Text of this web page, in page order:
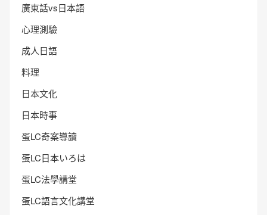
廣東話vs日本語
心理測驗
成人日語
料理
日本文化
日本時事
蛋LC奇案導讀
蛋LC日本いろは
蛋LC法學講堂
蛋LC語言文化講堂